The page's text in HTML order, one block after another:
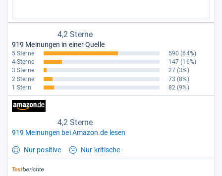
4,2 Sterne
919 Meinungen in einer Quelle
5 Sterne 590 (64%)
4 Sterne
147 (16%)
3 Sterne
27 (3%)
2 Sterne
73 (8%)
1 Stern
82 (9%)
4,2 Sterne
919 Meinungen bei Amazon.de lesen
Nur positive Nur kritische